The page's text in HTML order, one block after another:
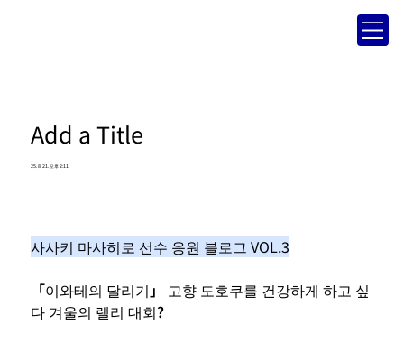
Add a Title
25. 8. 21. 오후 2:11
사사키 마사히로 선수 응원 블로그 VOL.3
「이와테의 달리기」 고향 도호쿠를 건강하게 하고 싶
다 겨울의 랠리 대회?